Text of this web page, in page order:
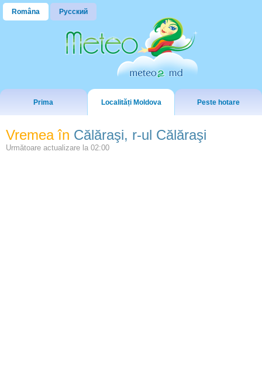
Româna Русский
Prima Localități Moldova Peste hotare
Vremea în Călăraşi, r-ul Călăraşi
Următoare actualizare la 02:00